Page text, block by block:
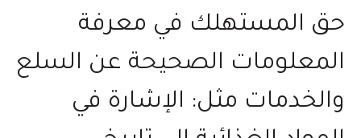
حق المستهلك في معرفة
المعلومات الصحيحة عن السلع
والخدمات مثل: الإشارة في